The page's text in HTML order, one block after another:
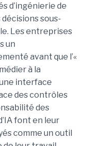
d’ingénierie de
décisions sous-
Les entreprises
un
avant que l’«
à la
interface
des contrôles
des
font en leur
comme un outil